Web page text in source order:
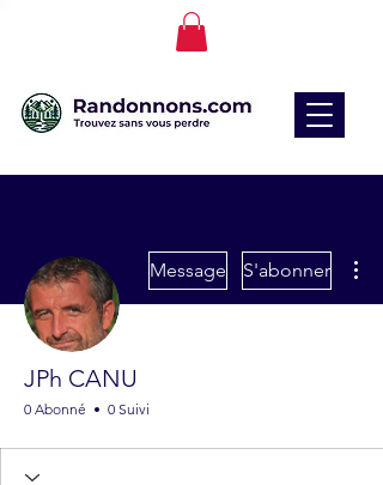
Message S'abonner
JPh CANU
0 Abonné 0 Suivi